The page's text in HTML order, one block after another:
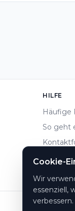
HILFE
Häufige
So geht
Zahlung
Cookie-
Wir
essenziell,